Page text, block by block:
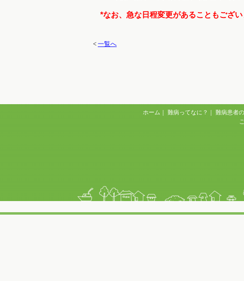
*なお、急な日程変更があることもござ
< 一覧へ
ホーム｜ 難病ってなに？｜ 難病患者